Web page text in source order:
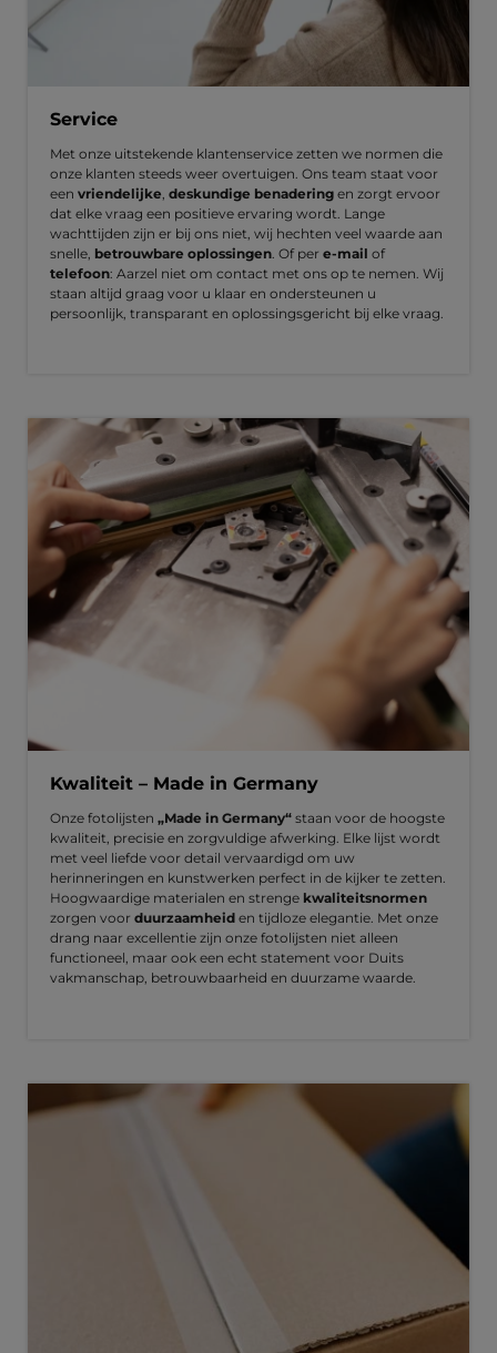
Service
Met onze uitstekende klantenservice zetten we normen die
onze klanten steeds weer overtuigen. Ons team staat voor
een vriendelijke deskundige benadering en zorgt ervoor
dat elke vraag een positieve ervaring wordt. Lange
wachttijden zijn er bij ons niet, wij hechten veel waarde aan
snelle, betrouwbare oplossingen . Of per e-mail of
telefoon: Aarzel niet om contact met ons op te nemen. Wij
staan altijd graag voor u klaar en ondersteunen u
persoonlijk, transparant en oplossingsgericht bij elke vraag.
Kwaliteit – Made in Germany
Onze fotolijsten „Made in Germany“ staan voor de hoogste
kwaliteit, precisie en zorgvuldige afwerking. Elke lijst wordt
met veel liefde voor detail vervaardigd om uw
herinneringen en kunstwerken perfect in de kijker te zetten.
Hoogwaardige materialen en strenge kwaliteitsnormen
zorgen voor duurzaamheid en tijdloze elegantie. Met onze
drang naar excellentie zijn onze fotolijsten niet alleen
functioneel, maar ook een echt statement voor Duits
vakmanschap, betrouwbaarheid en duurzame waarde.